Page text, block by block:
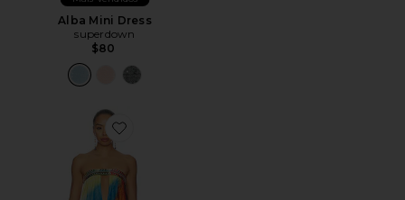
Alba Mini Dress
superdown
$80
Favorite Jewel Band Double Split Maxi Dress